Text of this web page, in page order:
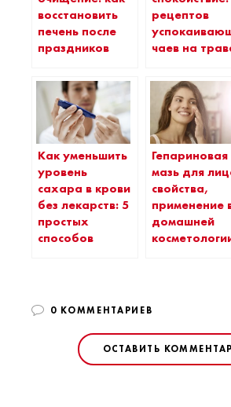
восстановить
печень после
праздников
рецептов
чаев на
Как уменьшить
уровень
сахара в крови
без лекарств: 5
простых
способов
Гепариновая
мазь для
свойства,
применение
домашней
0 КОММЕНТАРИЕВ
ОСТАВИТЬ